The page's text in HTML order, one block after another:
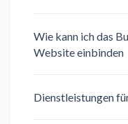
Wie kann ich das
Website einbinden
Dienstleistungen